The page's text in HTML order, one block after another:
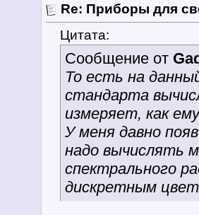
Re: Приборы для
Цитата:
Сообщение от
То есть на
стандарта
измеряет, как
У меня давно
надо вычислять
спектрального
дискретным